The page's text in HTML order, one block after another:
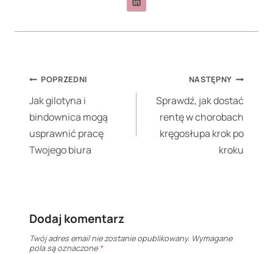
Nawigacja
wpisu
POPRZEDNI
Jak gilotyna i
bindownica mogą
usprawnić pracę
Twojego biura
NASTĘPNY
Sprawdź, jak dostać
rentę w chorobach
kręgosłupa krok po
kroku
Dodaj komentarz
Twój adres email nie zostanie opublikowany. Wymagane
pola są oznaczone *